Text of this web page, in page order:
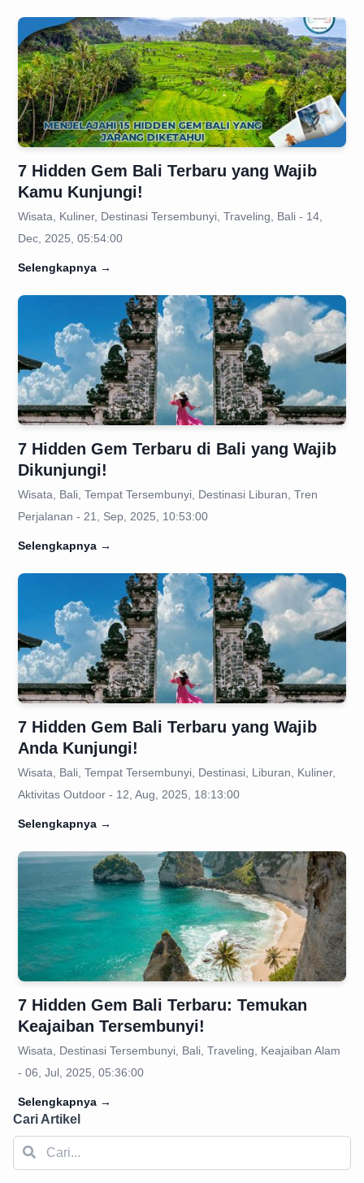
7 Hidden Gem Bali Terbaru yang Wajib
Kamu Kunjungi!
Wisata, Kuliner, Destinasi Tersembunyi, Traveling, Bali - 14,
Dec, 2025, 05:54:00
Selengkapnya →
7 Hidden Gem Terbaru di Bali yang Wajib
Dikunjungi!
Wisata, Bali, Tempat Tersembunyi, Destinasi Liburan, Tren
Perjalanan - 21, Sep, 2025, 10:53:00
Selengkapnya →
7 Hidden Gem Bali Terbaru yang Wajib
Anda Kunjungi!
Wisata, Bali, Tempat Tersembunyi, Destinasi, Liburan, Kuliner,
Aktivitas Outdoor - 12, Aug, 2025, 18:13:00
Selengkapnya →
7 Hidden Gem Bali Terbaru: Temukan
Keajaiban Tersembunyi!
Wisata, Destinasi Tersembunyi, Bali, Traveling, Keajaiban Alam
- 06, Jul, 2025, 05:36:00
Selengkapnya →
Cari Artikel